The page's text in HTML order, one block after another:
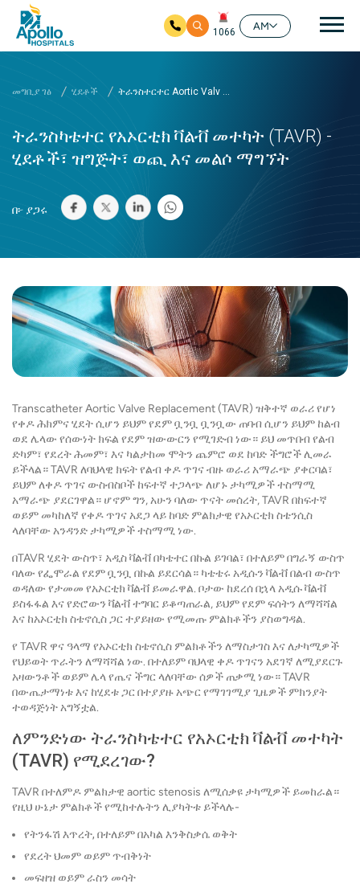
1066
AM
መግቢያ ገፅ ሂደቶች ትራንስተርተር Aortic Valv ...
ትራንስካቴተር የአኦርቲክ ቫልቭ መተካት (TAVR) -
ሂደቶች፣ ዝግጅት፣ ወጪ እና መልሶ ማግኘት
በ፦ ያጋሩ
Transcatheter Aortic Valve Replacement (TAVR) ዝቅተኛ ወራሪ የሆነ
የቀዶ ሕክምና ሂደት ሲሆን ይህም የደም ቧንቧ ቧንቧው ጠባብ ሲሆን ይህም ከልብ
ወደ ሌላው የሰውነት ክፍል የደም ዝውውርን የሚገድብ ነው። ይህ መጥበብ የልብ
ድካም፣ የደረት ሕመም፣ እና ካልታከመ ሞትን ጨምሮ ወደ ከባድ ችግሮች ሊመራ
ይችላል። TAVR ለባህላዊ ክፍት የልብ ቀዶ ጥገና ብዙ ወራሪ አማራጭ ያቀርባል፣
ይህም ለቀዶ ጥገና ውስብስቦች ከፍተኛ ተጋላጭ ለሆኑ ታካሚዎች ተስማሚ
አማራጭ ያደርገዋል። ሆኖም ግን, አሁን ባለው ጥናት መሰረት, TAVR በከፍተኛ
ወይም መካከለኛ የቀዶ ጥገና አደጋ ላይ ከባድ ምልክታዊ የአኦርቲክ ስቴንሲስ
ላለባቸው አንዳንድ ታካሚዎች ተስማሚ ነው.
በTAVR ሂደት ውስጥ፣ አዲስ ቫልቭ በካቴተር በኩል ይገባል፣ በተለይም በግራኝ ውስጥ
ባለው የፌሞራል የደም ቧንቧ በኩል ይደርሳል። ካቴቴሩ አዲሱን ቫልቭ በልብ ውስጥ
ወዳለው የታመመ የአኦርቲክ ቫልቭ ይመራዋል. ቦታው ከደረሰ በኋላ አዲሱ ቫልቭ
ይስፋፋል እና የድሮውን ቫልቭ ተግባር ይቆጣጠራል, ይህም የደም ፍሰትን ለማሻሻል
እና ከአኦርቲክ ስቴኖሲስ ጋር ተያይዘው የሚመጡ ምልክቶችን ያስወግዳል.
የ TAVR ዋና ዓላማ የአኦርቲክ ስቴኖሲስ ምልክቶችን ለማስታገስ እና ለታካሚዎች
የህይወት ጥራትን ለማሻሻል ነው. በተለይም ባህላዊ ቀዶ ጥገናን አደገኛ ለሚያደርጉ
አዛውንቶች ወይም ሌላ የጤና ችግር ላለባቸው ሰዎች ጠቃሚ ነው። TAVR
በውጤታማነቱ እና ከሂደቱ ጋር በተያያዙ አጭር የማገገሚያ ጊዜዎች ምክንያት
ተወዳጅነት አግኝቷል.
ለምንድነው ትራንስካቴተር የአኦርቲክ ቫልቭ መተካት
(TAVR) የሚደረገው?
TAVR በተለምዶ ምልክታዊ aortic stenosis ለሚሰቃዩ ታካሚዎች ይመከራል።
የዚህ ሁኔታ ምልክቶች የሚከተሉትን ሊያካትቱ ይችላሉ-
የትንፋሽ እጥረት, በተለይም በአካል እንቅስቃሴ ወቅት
የደረት ህመም ወይም ጥብቅነት
መፍዘዝ ወይም ራስን መሳት